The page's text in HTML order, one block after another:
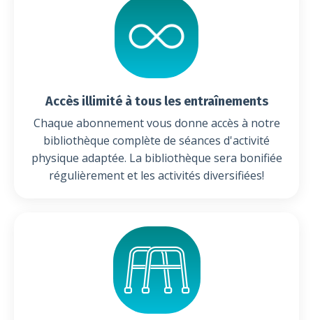
Accès illimité à tous les entraînements
Chaque abonnement vous donne accès à notre
bibliothèque complète de séances d'activité
physique adaptée. La bibliothèque sera bonifiée
régulièrement et les activités diversifiées!